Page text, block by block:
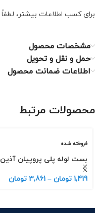
برای کسب اطلاعات بیشتر، لطفاً
مشخصات محصول
حمل و نقل و تحویل
اطلاعات ضمانت محصول
محصولات مرتبط
فروخته شده
بست لوله پلی پروپیلن آذین
1,419 تومان –
3,861 تومان